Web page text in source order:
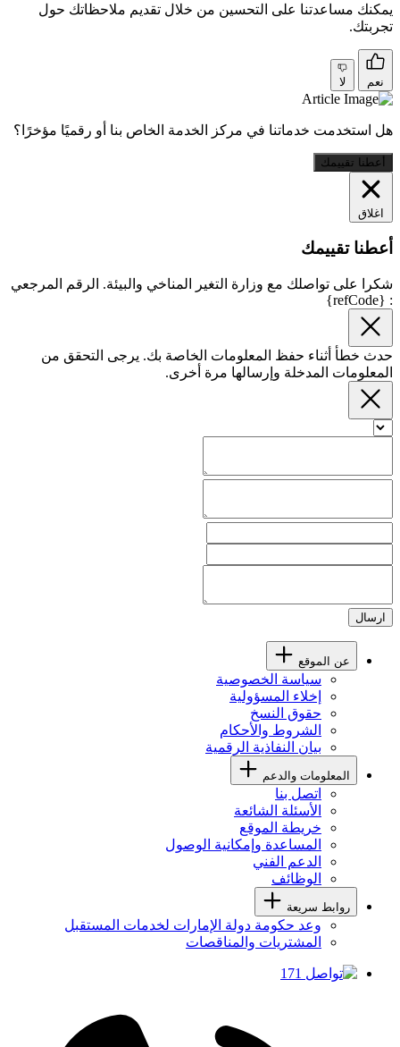
يمكنك مساعدتنا على التحسين من خلال تقديم ملاحظاتك حول
تجربتك.
نعم لا
هل استخدمت خدماتنا في مركز الخدمة الخاص بنا أو رقميًا مؤخرًا؟
أعطنا تقييمك
اغلاق
أعطنا تقييمك
شكرا على تواصلك مع وزارة التغير المناخي والبيئة. الرقم المرجعي
: {refCode}
حدث خطأ أثناء حفظ المعلومات الخاصة بك. يرجى التحقق من
المعلومات المدخلة وإرسالها مرة أخرى.
ارسال
عن الموقع
سياسة الخصوصية
إخلاء المسؤولية
حقوق النسخ
الشروط والأحكام
بيان النفاذية الرقمية
المعلومات والدعم
اتصل بنا
الأسئلة الشائعة
خريطة الموقع
المساعدة وإمكانية الوصول
الدعم الفني
الوظائف
روابط سريعة
وعد حكومة دولة الإمارات لخدمات المستقبل
المشتريات والمناقصات